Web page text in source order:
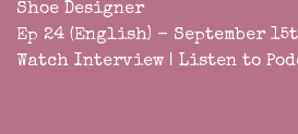
Shoe Designer
Ep 24 (English) - September
Watch Interview | Listen to